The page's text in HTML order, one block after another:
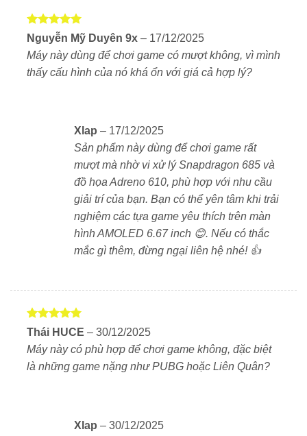
Được xếp
hạng
sao
Nguyễn Mỹ Duyên 9x – 17/12/2025
Máy này dùng để chơi game có mượt không, vì mình
thấy cấu hình của nó khá ổn với giá cả hợp lý?
Xlap – 17/12/2025
Sản phẩm này dùng để chơi game rất
mượt mà nhờ vi xử lý Snapdragon 685 và
đồ họa Adreno 610, phù hợp với nhu cầu
giải trí của bạn. Bạn có thể yên tâm khi trải
nghiệm các tựa game yêu thích trên màn
hình AMOLED 6.67 inch 😊. Nếu có thắc
mắc gì thêm, đừng ngại liên hệ nhé! 👍
Được xếp
sao
Thái HUCE – 30/12/2025
Máy này có phù hợp để chơi game không, đặc biệt
là những game nặng như PUBG hoặc Liên Quân?
Xlap – 30/12/2025